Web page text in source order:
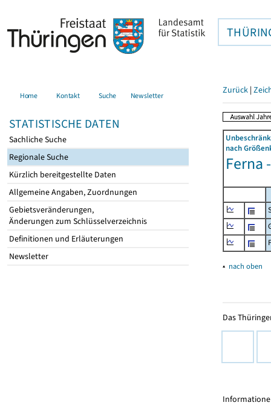
Home Kontakt Suche Newsletter
STATISTISCHE DATEN
Sachliche Suche
Regionale Suche
Kürzlich bereitgestellte Daten
Allgemeine Angaben, Zuordnungen
Gebietsveränderungen,
Änderungen zum Schlüsselverzeichnis
Definitionen und Erläuterungen
Newsletter
Zurück |
nach
Ferna
▴ nach oben
Das